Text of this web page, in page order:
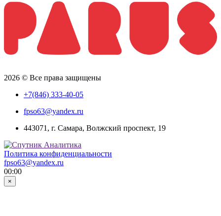
2026 © Все права защищены
+7(846) 333-40-05
fpso63@yandex.ru
443071, г. Самара, Волжский проспект, 19
Политика конфиденциальности
fpso63@yandex.ru
00:00
×